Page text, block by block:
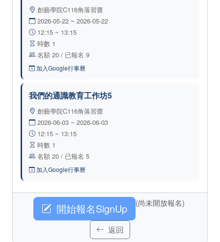
創藝學院C116角落習齋
2026-05-22 ~ 2026-05-22
12:15 ~ 13:15
時數 1
名額 20 / 已報名 9
加入Google行事曆
我們的通識教育工作坊5
創藝學院C116角落習齋
2026-06-03 ~ 2026-06-03
12:15 ~ 13:15
時數 1
名額 20 / 已報名 5
加入Google行事曆
開始報名SignUp (尚未開放報名)
返回